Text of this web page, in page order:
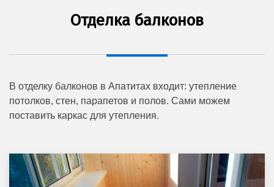
Отделка балконов
В отделку балконов в Апатитах входит: утепление
потолков, стен, парапетов и полов. Сами можем
поставить каркас для утепления.